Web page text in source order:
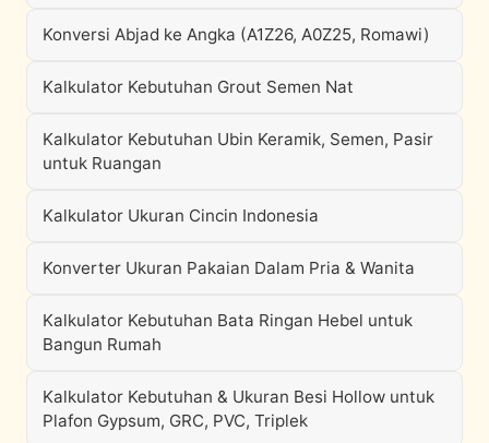
Konversi Abjad ke Angka (A1Z26, A0Z25, Romawi)
Kalkulator Kebutuhan Grout Semen Nat
Kalkulator Kebutuhan Ubin Keramik, Semen, Pasir
untuk Ruangan
Kalkulator Ukuran Cincin Indonesia
Konverter Ukuran Pakaian Dalam Pria & Wanita
Kalkulator Kebutuhan Bata Ringan Hebel untuk
Bangun Rumah
Kalkulator Kebutuhan & Ukuran Besi Hollow untuk
Plafon Gypsum, GRC, PVC, Triplek